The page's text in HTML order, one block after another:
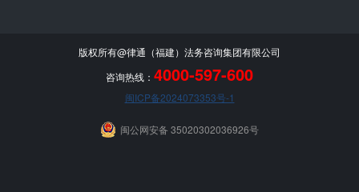
版权所有@律通（福建）法务咨询集团有限公司
咨询热线： 4000-597-600
闽ICP备2024073353号-1
闽公网安备 35020302036926号